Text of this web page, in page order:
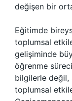
değişen bir
Eğitimde
toplumsal
gelişiminde
öğrenme
bilgilerle değil,
toplumsal